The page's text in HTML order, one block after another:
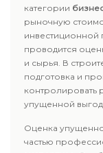
категории
рыночную
инвестиционной
проводится
и сырья. В
подготовка и
контролировать
упущенной
Оценка
частью